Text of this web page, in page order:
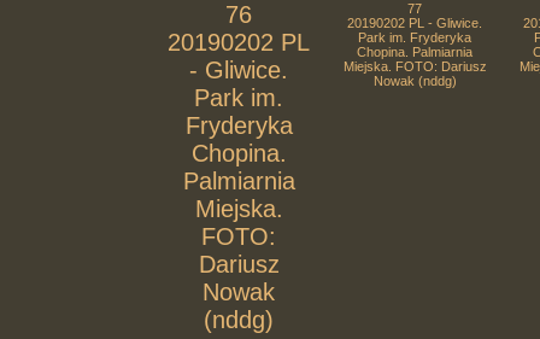
76
20190202 PL
- Gliwice.
Park im.
Fryderyka
Chopina.
Palmiarnia
Miejska.
FOTO:
Dariusz
Nowak
(nddg)
77
20190202 PL - Gliwice.
Park im. Fryderyka
Chopina. Palmiarnia
Miejska. FOTO: Dariusz
Nowak (nddg)